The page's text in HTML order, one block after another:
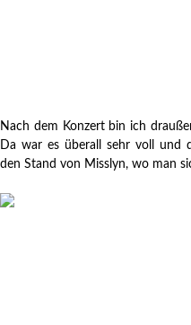
Nach dem Konzert bin ich
Da war es überall sehr voll und
den Stand von Misslyn, wo man